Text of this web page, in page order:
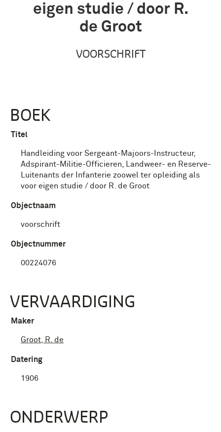
eigen studie / door R.
de Groot
VOORSCHRIFT
BOEK
Titel
Handleiding voor Sergeant-Majoors-Instructeur,
Adspirant-Militie-Officieren, Landweer- en Reserve-
Luitenants der Infanterie zoowel ter opleiding als
voor eigen studie / door R. de Groot
Objectnaam
voorschrift
Objectnummer
00224076
VERVAARDIGING
Maker
Groot, R. de
Datering
1906
ONDERWERP